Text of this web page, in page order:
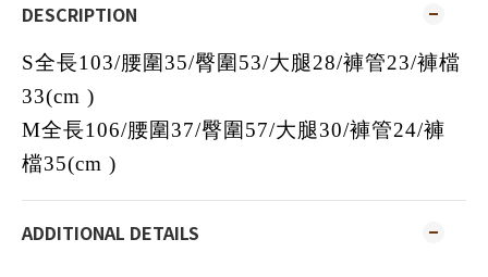
DESCRIPTION
S全長103/腰圍35/臀圍53/大腿28/褲管23/褲檔
33(cm )
M全長106/腰圍37/臀圍57/大腿30/褲管24/褲
檔35(cm )
ADDITIONAL DETAILS